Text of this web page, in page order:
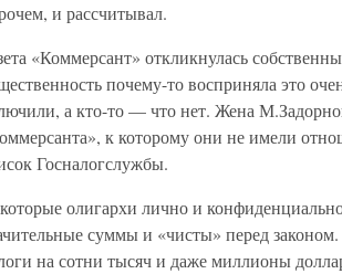
и рассчитывал.
«Коммерсант» откликнулась
почему-то восприняла это
а кто-то — что нет. Жена
к которому они не имели
Госналогслужбы.
олигархи лично и
суммы и «чисты» перед
на сотни тысяч и даже миллионы